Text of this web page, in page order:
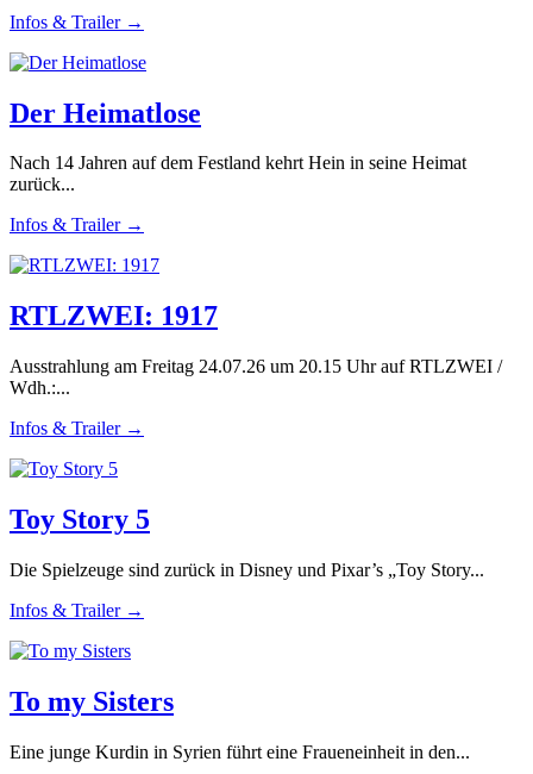
Infos & Trailer →
Der Heimatlose
Nach 14 Jahren auf dem Festland kehrt Hein in seine Heimat
zurück...
Infos & Trailer →
RTLZWEI: 1917
Ausstrahlung am Freitag 24.07.26 um 20.15 Uhr auf RTLZWEI /
Wdh.:...
Infos & Trailer →
Toy Story 5
Die Spielzeuge sind zurück in Disney und Pixar’s „Toy Story...
Infos & Trailer →
To my Sisters
Eine junge Kurdin in Syrien führt eine Fraueneinheit in den...